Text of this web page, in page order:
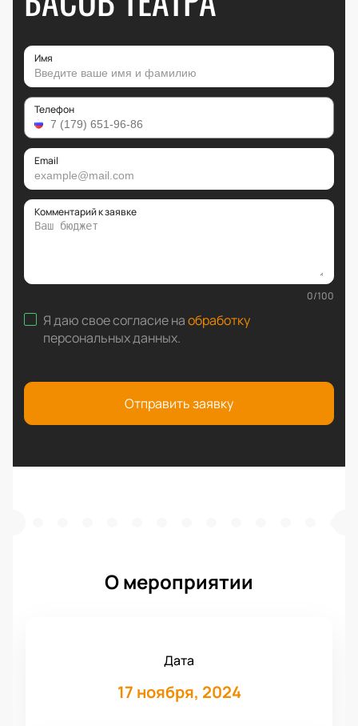
Имя
Телефон
Email
Комментарий к заявке
0/100
Я даю свое согласие наобработку
персональных данных.
Отправить заявку
О мероприятии
Дата
17 ноября, 2024